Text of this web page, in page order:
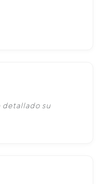
detallado su